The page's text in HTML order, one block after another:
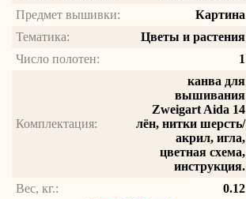
Предмет вышивки:
Картина
Тематика:
Цветы и растения
Число полотен:
1
Комплектация:
канва для
вышивания
Zweigart Aida 14
лён, нитки шерсть/
акрил, игла,
цветная схема,
инструкция.
Вес, кг.:
0.12